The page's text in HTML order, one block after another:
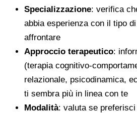
Specializzazione: verifica
abbia esperienza con il tipo
affrontare
Approccio terapeutico:
(terapia cognitivo-
relazionale, psicodinamica,
ti sembra più in linea con te
Modalità: valuta se